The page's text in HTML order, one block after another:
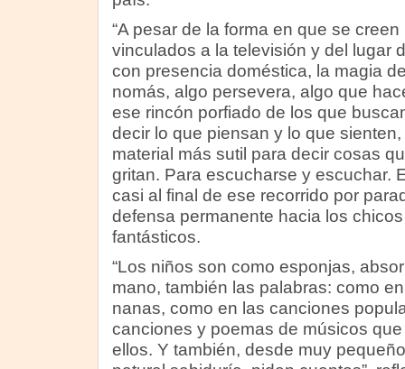
“A pesar de la forma en que se
vinculados a la televisión y del lugar
con presencia doméstica, la magia
nomás, algo persevera, algo que
ese rincón porfiado de los que
decir lo que piensan y lo que
material más sutil para decir cosas
gritan. Para escucharse y escuchar.
casi al final de ese recorrido por
defensa permanente hacia los
fantásticos.
“Los niños son como esponjas,
mano, también las palabras: como
nanas, como en las canciones
canciones y poemas de músicos
ellos. Y también, desde muy